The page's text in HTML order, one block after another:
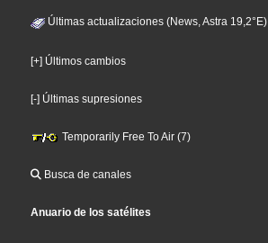
Últimas actualizaciones (News, Astra 19,2°E)
[+] Últimos cambios
[-] Últimas supresiones
Temporarily Free To Air (7)
Busca de canales
Anuario de los satélites